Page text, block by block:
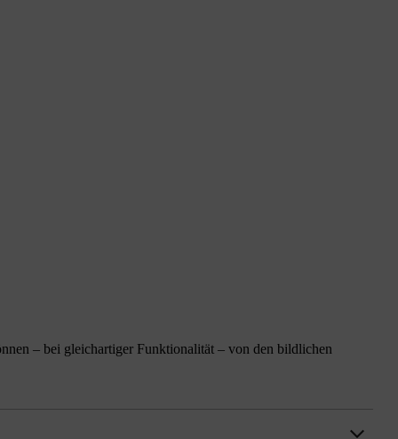
– bei gleichartiger Funktionalität – von den bildlichen